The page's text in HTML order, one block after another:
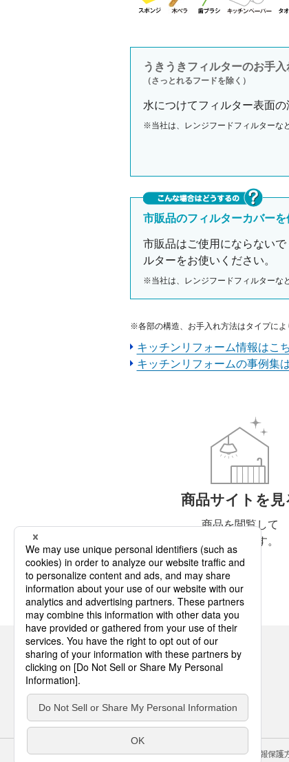
うきうきフィルターのお手入
（さっとれるフードを除く）
水につけてフィルター表面
※当社は、レンジフードフィルターな
市販品のフィルターカバーを
市販品はご使用にならない
ルターをお使いください。
※当社は、レンジフードフィルターな
※各部の構造、お手入れ方法はタイプによ
キッチンリフォーム情報はこ
キッチンリフォームの事例集
商品サイトを見
商品を閲覧して
いただけます。
サイトのご利用にあたって クッキーポリシー 個人情報保護